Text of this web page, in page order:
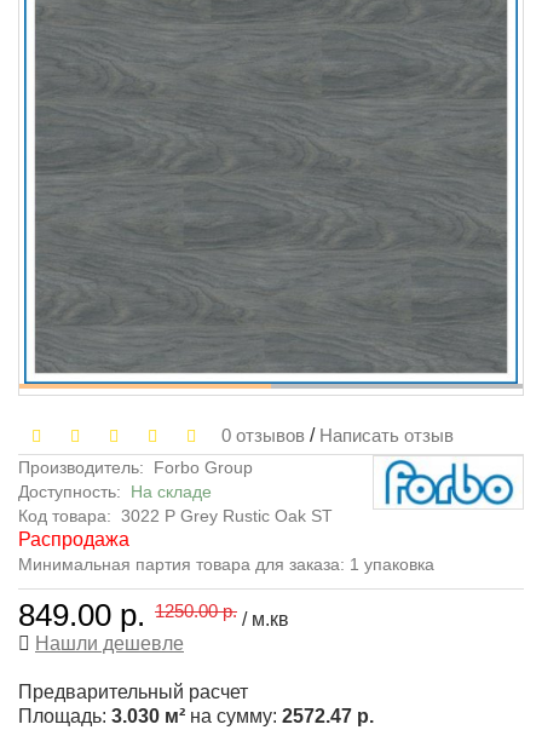
0 отзывов / Написать отзыв
Производитель:
Forbo Group
Доступность: На складе
Код товара: 3022 P Grey Rustic Oak ST
Распродажа
Минимальная партия товара для заказа: 1 упаковка
849.00 р. 1250.00 р. / м.кв
Нашли дешевле
Предварительный расчет
Площадь: 3.030 м² на сумму: 2572.47 р.